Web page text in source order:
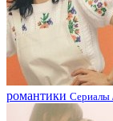
романтики Сериалы